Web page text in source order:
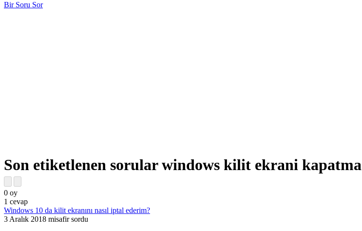
Bir Soru Sor
Son etiketlenen sorular windows kilit ekrani kapatma
0 oy
1 cevap
Windows 10 da kilit ekranını nasıl iptal ederim?
3 Aralık 2018 misafir sordu